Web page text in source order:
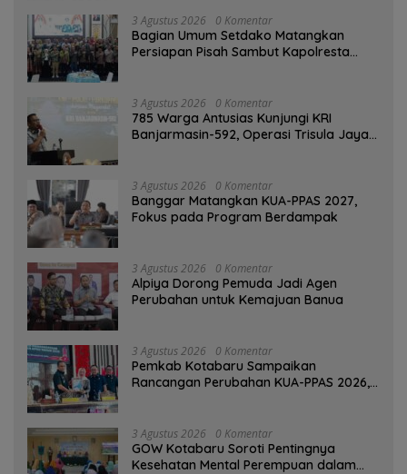
3 Agustus 2026 0 Komentar
Bagian Umum Setdako Matangkan
Persiapan Pisah Sambut Kapolresta
3 Agustus 2026 0 Komentar
785 Warga Antusias Kunjungi KRI
Banjarmasin-592, Operasi Trisula Jaya
3 Agustus 2026 0 Komentar
‎Banggar Matangkan KUA-PPAS 2027,
Fokus pada Program Berdampak
3 Agustus 2026 0 Komentar
‎Alpiya Dorong Pemuda Jadi Agen
Perubahan untuk Kemajuan Banua ‎
3 Agustus 2026 0 Komentar
Pemkab Kotabaru Sampaikan
Rancangan Perubahan KUA-PPAS 2026,
3 Agustus 2026 0 Komentar
GOW Kotabaru Soroti Pentingnya
Kesehatan Mental Perempuan dalam